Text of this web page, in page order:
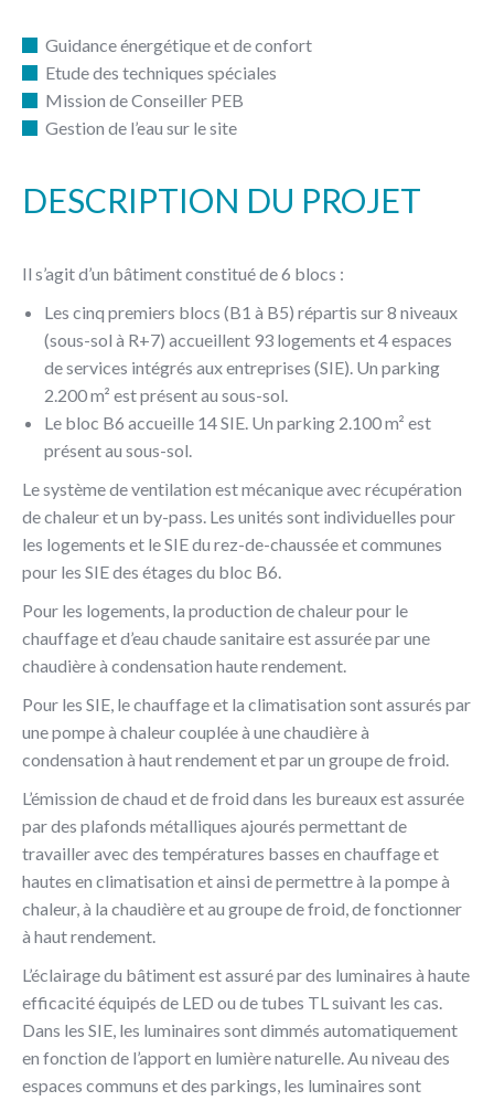
Guidance énergétique et de confort
Etude des techniques spéciales
Mission de Conseiller PEB
Gestion de l’eau sur le site
DESCRIPTION DU PROJET
Il s’agit d’un bâtiment constitué de 6 blocs :
Les cinq premiers blocs (B1 à B5) répartis sur 8 niveaux
(sous-sol à R+7) accueillent 93 logements et 4 espaces
de services intégrés aux entreprises (SIE). Un parking
2.200 m² est présent au sous-sol.
Le bloc B6 accueille 14 SIE. Un parking 2.100 m² est
présent au sous-sol.
Le système de ventilation est mécanique avec récupération
de chaleur et un by-pass. Les unités sont individuelles pour
les logements et le SIE du rez-de-chaussée et communes
pour les SIE des étages du bloc B6.
Pour les logements, la production de chaleur pour le
chauffage et d’eau chaude sanitaire est assurée par une
chaudière à condensation haute rendement.
Pour les SIE, le chauffage et la climatisation sont assurés par
une pompe à chaleur couplée à une chaudière à
condensation à haut rendement et par un groupe de froid.
L’émission de chaud et de froid dans les bureaux est assurée
par des plafonds métalliques ajourés permettant de
travailler avec des températures basses en chauffage et
hautes en climatisation et ainsi de permettre à la pompe à
chaleur, à la chaudière et au groupe de froid, de fonctionner
à haut rendement.
L’éclairage du bâtiment est assuré par des luminaires à haute
efficacité équipés de LED ou de tubes TL suivant les cas.
Dans les SIE, les luminaires sont dimmés automatiquement
en fonction de l’apport en lumière naturelle. Au niveau des
espaces communs et des parkings, les luminaires sont